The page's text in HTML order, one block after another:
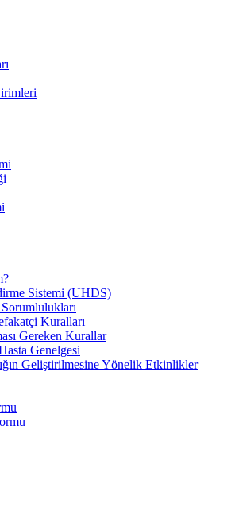
Sistemi (UHDS)
Kuralları
Gereken Kurallar
Genelgesi
Geliştirilmesine Yönelik Etkinlikler